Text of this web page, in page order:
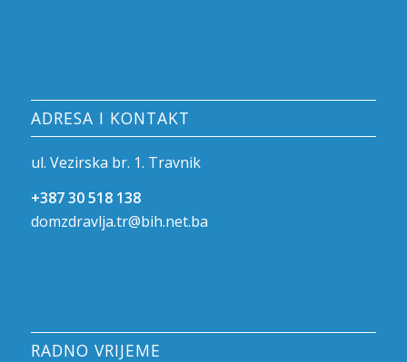
ADRESA I KONTAKT
ul. Vezirska br. 1. Travnik
+387 30 518 138
domzdravlja.tr@bih.net.ba
RADNO VRIJEME